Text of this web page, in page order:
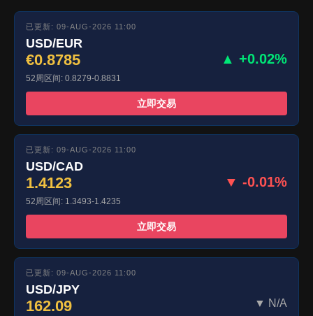
已更新: 09-AUG-2026 11:00
USD/EUR
€0.8785 ▲ +0.02%
52周区间: 0.8279-0.8831
立即交易
已更新: 09-AUG-2026 11:00
USD/CAD
1.4123 ▼ -0.01%
52周区间: 1.3493-1.4235
立即交易
已更新: 09-AUG-2026 11:00
USD/JPY
162.09 ▼ N/A